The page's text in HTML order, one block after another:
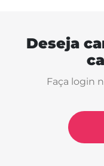
Deseja
Faça login